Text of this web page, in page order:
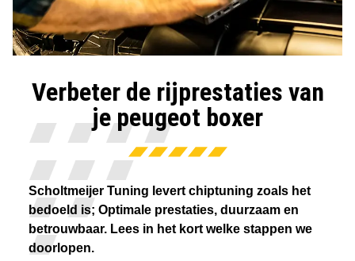
Verbeter de rijprestaties van
je peugeot boxer
Scholtmeijer Tuning levert chiptuning zoals het
bedoeld is; Optimale prestaties, duurzaam en
betrouwbaar. Lees in het kort welke stappen we
doorlopen.